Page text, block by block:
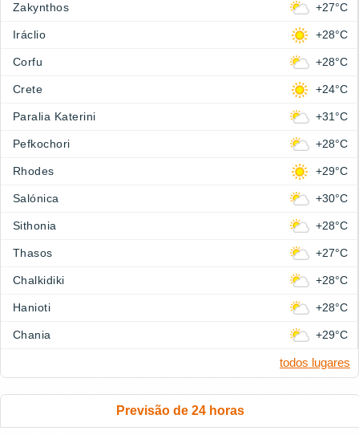
Zakynthos +27°C
Iráclio +28°C
Corfu +28°C
Crete +24°C
Paralia Katerini +31°C
Pefkochori +28°C
Rhodes +29°C
Salónica +30°C
Sithonia +28°C
Thasos +27°C
Chalkidiki +28°C
Hanioti +28°C
Chania +29°C
todos lugares
Previsão de 24 horas